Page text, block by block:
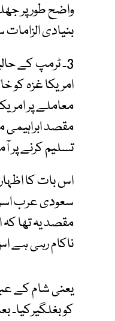
واضح طور پر
بنیادی الزامات
3۔ ٹرمپ کے
امریکا غزہ کو
مقصد
تسلیم کرنے پر
اس بات کا
ناکام رہی ہے
یعنی شام کے
کو